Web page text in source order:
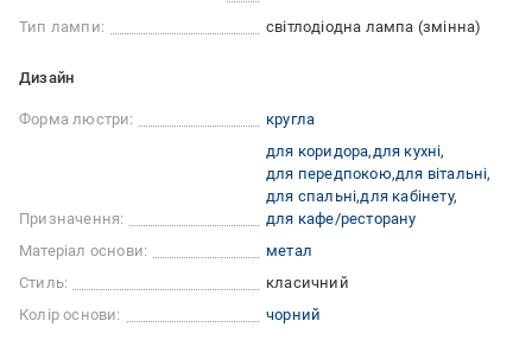
Тип лампи:
світлодіодна лампа (змінна)
Дизайн
Форма люстри: кругла
Призначення:
для коридора для кухні
для передпокою для вітальні
для спальні для кабінету
для кафе/ресторану
Матеріал основи:
метал
Стиль:
класичний
Колір основи:
чорний